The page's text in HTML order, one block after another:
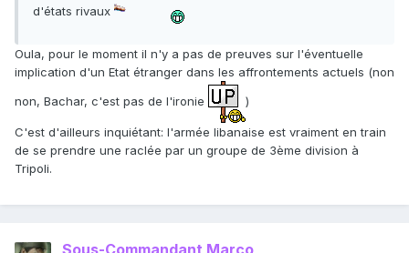
d'états rivaux
Oula, pour le moment il n'y a pas de preuves sur l'éventuelle
implication d'un Etat étranger dans les affrontements actuels (non
non, Bachar, c'est pas de l'ironie
)
C'est d'ailleurs inquiétant: l'armée libanaise est vraiment en train
de se prendre une raclée par un groupe de 3ème division à
Tripoli.